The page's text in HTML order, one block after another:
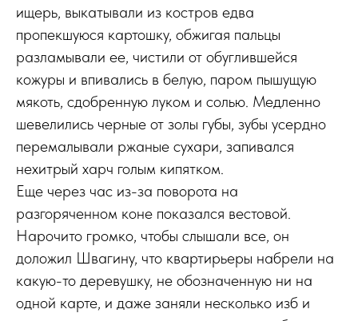
ищерь, выкатывали из костров едва
пропекшуюся картошку, обжигая пальцы
разламывали ее, чистили от обуглившейся
кожуры и впивались в белую, паром пышущую
мякоть, сдобренную луком и солью. Медленно
шевелились черные от золы губы, зубы усердно
перемалывали ржаные сухари, запивался
нехитрый харч голым кипятком.
Еще через час из-за поворота на
разгоряченном коне показался вестовой.
Нарочито громко, чтобы слышали все, он
доложил Швагину, что квартирьеры набрели на
какую-то деревушку, не обозначенную ни на
одной карте, и даже заняли несколько изб и